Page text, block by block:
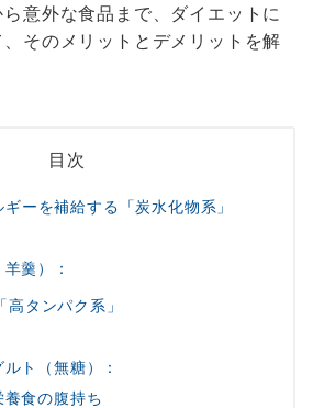
意外な食品まで、ダイエットに
そのメリットとデメリットを解
目次
ーを補給する「炭水化物系」
羹）：
タンパク系」
ト（無糖）：
食の腹持ち